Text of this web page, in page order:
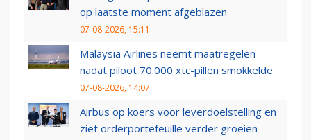
op laatste moment afgeblazen
07-08-2026, 15:11
Malaysia Airlines neemt maatregelen
nadat piloot 70.000 xtc-pillen smokkelde
07-08-2026, 14:07
Airbus op koers voor leverdoelstelling en
ziet orderportefeuille verder groeien